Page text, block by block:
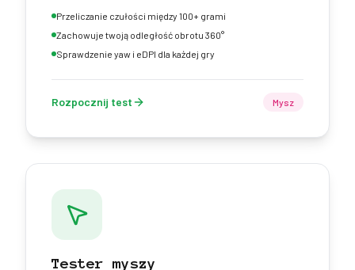
Przeliczanie czułości między 100+ grami
Zachowuje twoją odległość obrotu 360°
Sprawdzenie yaw i eDPI dla każdej gry
Rozpocznij test Mysz
Tester myszy